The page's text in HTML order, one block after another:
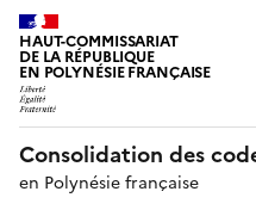
HAUT-COMMISSARIAT
DE LA RÉPUBLIQUE
EN POLYNÉSIE FRANÇAISE
Consolidation des
en Polynésie française